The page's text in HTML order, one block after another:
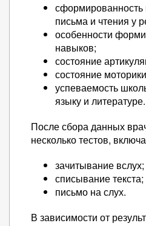
сформированность
письма и чтения у
особенности
навыков;
состояние
состояние
успеваемость
языку и литературе.
После сбора данных
несколько тестов,
зачитывание вслух;
списывание текста;
письмо на слух.
В зависимости от